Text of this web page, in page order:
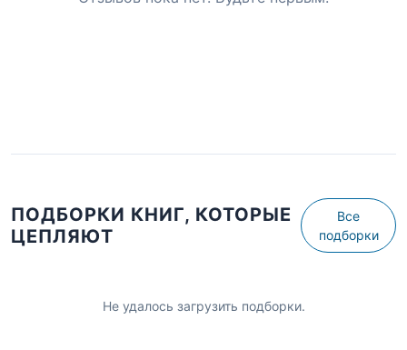
ПОДБОРКИ КНИГ, КОТОРЫЕ
ЦЕПЛЯЮТ
Все
подборки
Не удалось загрузить подборки.